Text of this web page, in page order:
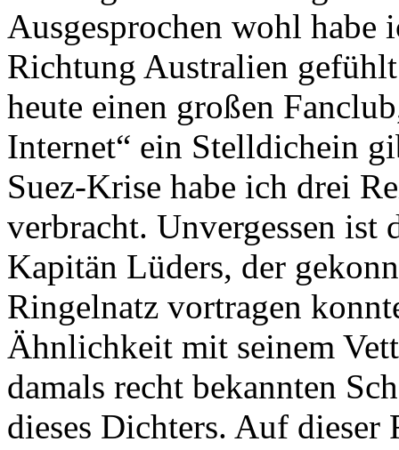
Ausgesprochen wohl
Richtung Australien
heute einen großen
Internet“ ein Stelldichein
Suez-Krise habe ich drei
verbracht. Unvergessen ist
Kapitän Lüders, der
Ringelnatz vortragen
Ähnlichkeit mit seinem
damals recht bekannten
dieses Dichters. Auf dieser